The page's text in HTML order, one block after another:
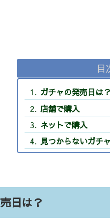
目
ガチャの発売日は？
店舗で購入
ネットで購入
見つからないガチ
日は？